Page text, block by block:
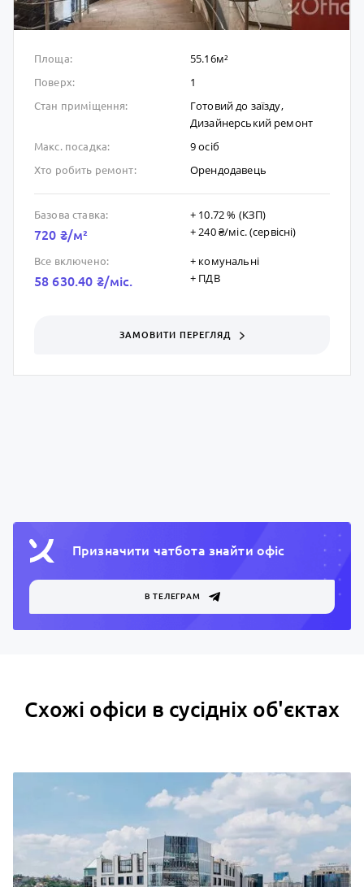
Площа: 55.16м²
Поверх: 1
Стан приміщення:
Готовий до заïзду,
Дизайнерський ремонт
Макс. посадка: 9 осіб
Хто робить ремонт: Орендодавець
Базова ставка:
720 ₴/м²
+ 10.72 % (КЗП)
+ 240 ₴/мic. (сервісні)
Все включено:
58 630.40 ₴/мic.
+ комунальні
+ ПДВ
ЗАМОВИТИ ПЕРЕГЛЯД
Призначити чатбота знайти офiс
В ТЕЛЕГРАМ
Схожі офіси в сусідніх об'єктах